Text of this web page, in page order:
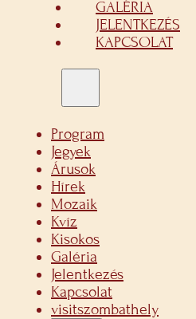
GALÉRIA
JELENTKEZÉS
KAPCSOLAT
Program
Jegyek
Árusok
Hírek
Mozaik
Kvíz
Kisokos
Galéria
Jelentkezés
Kapcsolat
visitszombathely